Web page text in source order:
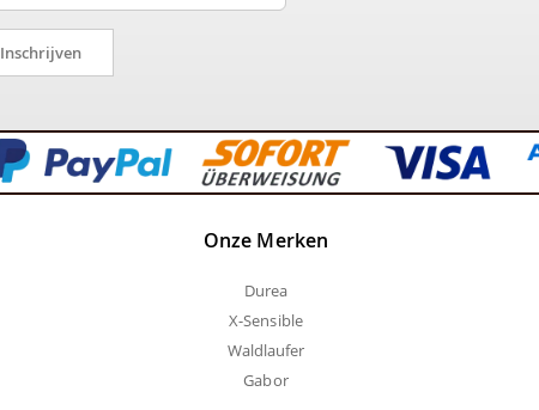
Inschrijven
Onze Merken
Durea
X-Sensible
Waldlaufer
Gabor